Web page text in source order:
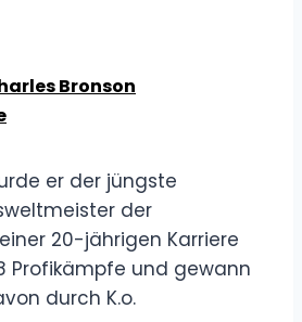
Bronson
er der jüngste
der
20-jährigen Karriere
Profikämpfe und gewann
durch K.o.